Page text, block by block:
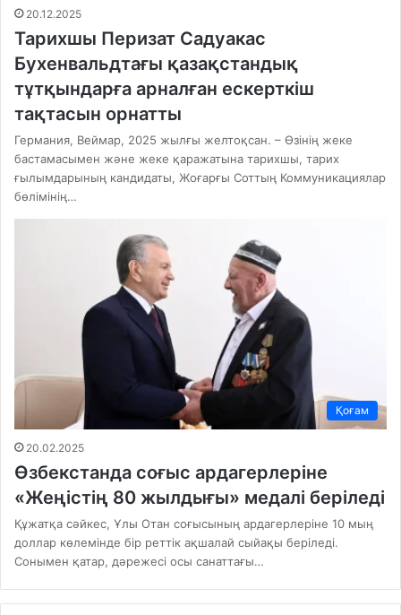
20.12.2025
Тарихшы Перизат Садуакас
Бухенвальдтағы қазақстандық
тұтқындарға арналған ескерткіш
тақтасын орнатты
Германия, Веймар, 2025 жылғы желтоқсан. – Өзінің жеке
бастамасымен және жеке қаражатына тарихшы, тарих
ғылымдарының кандидаты, Жоғарғы Соттың Коммуникациялар
бөлімінің…
Қоғам
20.02.2025
Өзбекстанда соғыс ардагерлеріне
«Жеңістің 80 жылдығы» медалі беріледі
Құжатқа сәйкес, Ұлы Отан соғысының ардагерлеріне 10 мың
доллар көлемінде бір реттік ақшалай сыйақы беріледі.
Сонымен қатар, дәрежесі осы санаттағы…